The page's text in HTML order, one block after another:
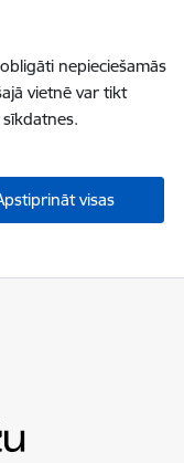
nepieciešamās
vietnē var tikt
visas